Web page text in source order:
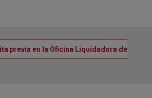
previa en la Oficina Liquidadora de